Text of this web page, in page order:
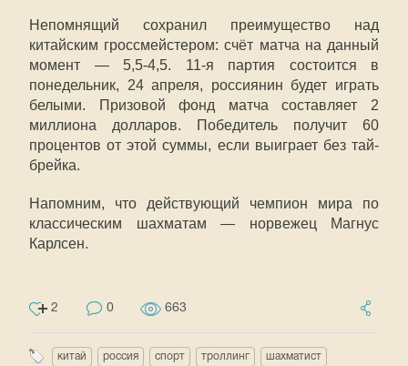
Непомнящий сохранил преимущество над
китайским гроссмейстером: счёт матча на данный
момент — 5,5-4,5. 11-я партия состоится в
понедельник, 24 апреля, россиянин будет играть
белыми. Призовой фонд матча составляет 2
миллиона долларов. Победитель получит 60
процентов от этой суммы, если выиграет без тай-
брейка.
Напомним, что действующий чемпион мира по
классическим шахматам — норвежец Магнус
Карлсен.
2 0 663
китай россия спорт троллинг шахматист